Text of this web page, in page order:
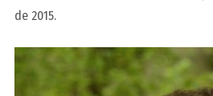
de 2015.